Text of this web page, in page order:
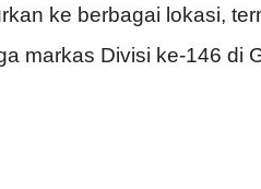
ke berbagai lokasi,
markas Divisi ke-146 di